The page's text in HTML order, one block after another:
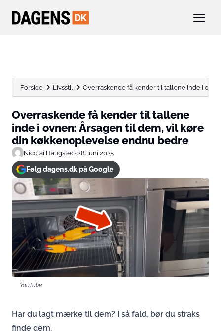
Forside Livsstil Overraskende få kender til tallene inde i
Overraskende få kender til tallene
inde i ovnen: Årsagen til dem, vil køre
din køkkenoplevelse endnu bedre
Nicolai Haugsted•28. juni 2025
Følg dagens.dk på Google
YouTube
Har du lagt mærke til dem? I så fald, bør du straks
finde dem.